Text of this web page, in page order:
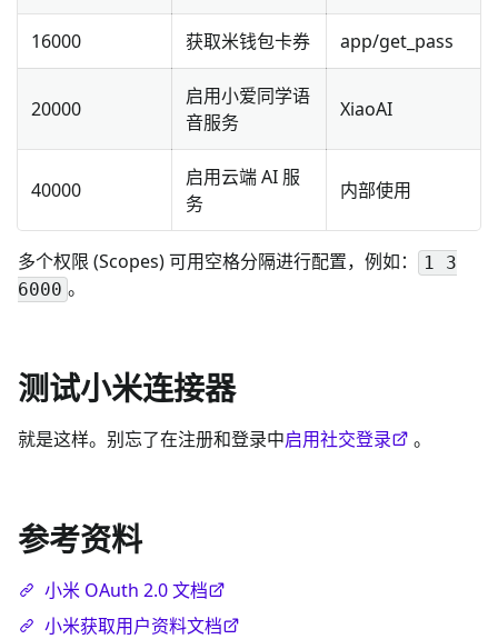
16000 获取米钱包卡券 app/get_pass
20000
启用小爱同学语
音服务
XiaoAI
40000
启用云端 AI 服
务
内部使用
多个权限 (Scopes) 可用空格分隔进行配置，例如：
1 3
6000 。
测试小米连接器
就是这样。别忘了在注册和登录中启用社交登录 。
参考资料
小米 OAuth 2.0 文档
小米获取用户资料文档